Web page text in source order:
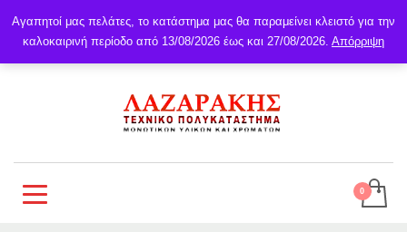
Αγαπητοί μας πελάτες, το κατάστημα μας θα παραμείνει κλειστό για την
καλοκαιρινή περίοδο από 13/08/2026 έως και 27/08/2026. Απόρριψη